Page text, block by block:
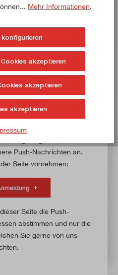
Bereich
Push-Nachrichten
hier einen Switch-
werden, sobald ein
müssen Sie diesen
Push-Nachrichten an.
Seite vornehmen:
Seite die Push-
abstimmen und nur die
Sie gerne von uns
Mehr Informationen.
akzeptieren
akzeptieren
akzeptieren